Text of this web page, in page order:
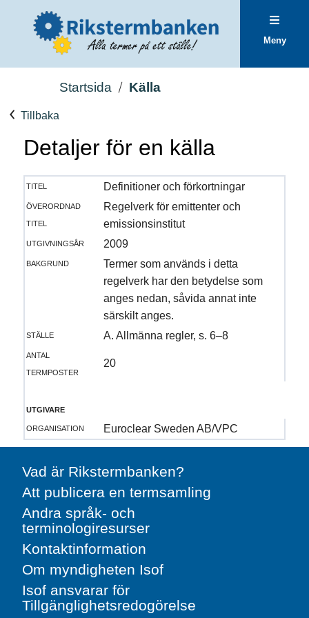
Meny
Startsida Källa
Tillbaka
Detaljer för en källa
titel
Definitioner och förkortningar
överordnad
titel
Regelverk för emittenter och
emissionsinstitut
utgivningsår
2009
bakgrund
Termer som används i detta
regelverk har den betydelse som
anges nedan, såvida annat inte
särskilt anges.
ställe
A. Allmänna regler, s. 6–8
antal
termposter
20
utgivare
organisation
Euroclear Sweden AB/VPC
Vad är Rikstermbanken?
Att publicera en termsamling
Andra språk- och
terminologiresurser
Kontaktinformation
Om myndigheten Isof
Isof ansvarar för
Tillgänglighetsredogörelse